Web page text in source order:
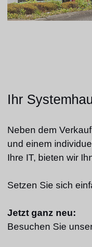
Ihr
Neben dem
und einem
Ihre IT, bieten wir
Setzen Sie sich
Jetzt ganz neu:
Besuchen Sie